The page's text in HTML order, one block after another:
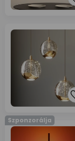
Szponzorálja